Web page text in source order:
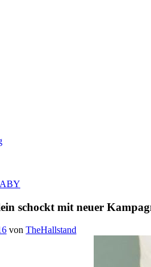
schockt mit neuer
von TheHallstand